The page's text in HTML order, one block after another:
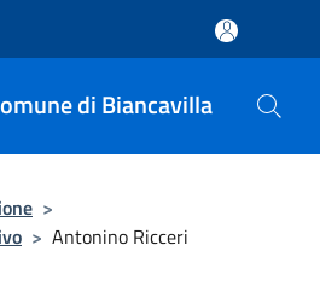
di Biancavilla
>
> Antonino Ricceri